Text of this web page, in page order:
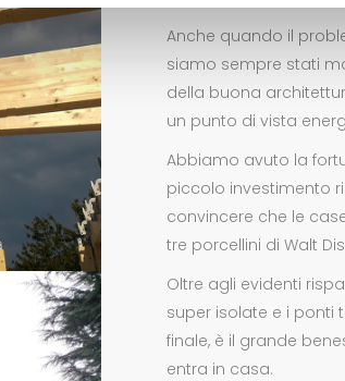
Anche quando il
siamo sempre stati
della buona
un punto di vista
Abbiamo avuto la
piccolo investimento
convincere che le
tre porcellini di Walt
Oltre agli evidenti
super isolate e i ponti
finale, è il grande
entra in casa.